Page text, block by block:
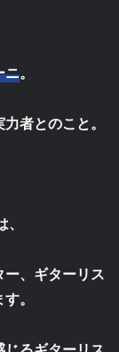
ニ。
者とのこと。
、
、ギターリス
。